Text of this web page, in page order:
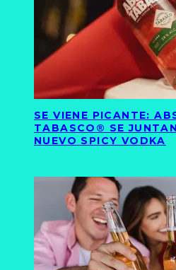
SE VIENE PICANTE:
TABASCO® SE
NUEVO SPICY VODKA